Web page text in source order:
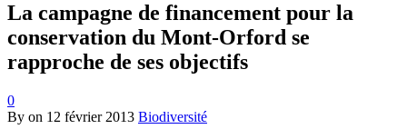
La campagne de financement pour la
conservation du Mont-Orford se
rapproche de ses objectifs
0
By on 12 février 2013 Biodiversité